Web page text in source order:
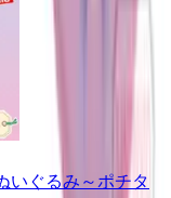
いぐるみ～ポチタ